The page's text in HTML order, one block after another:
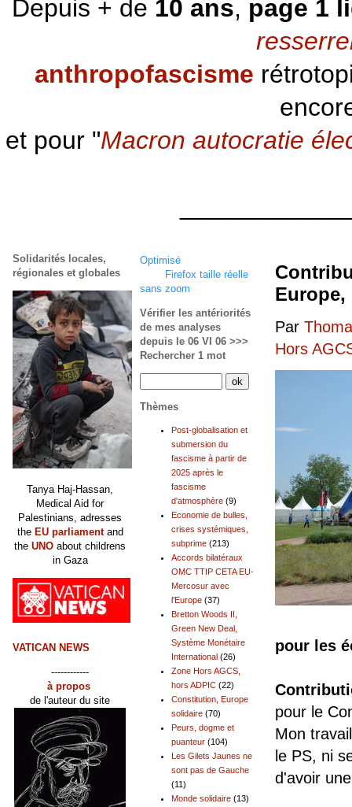
Depuis + de 10 ans, page 1
anthropofascisme
et pour "Macron autocratie
Par
Hors
pour les
pour le
Mon
le PS, ni
d'avoir
Optimisé
Firefox taille réelle
sans zoom
Vérifier les antériorités
de mes analyses
depuis le 06 VI 06 >>>
Rechercher 1 mot
Thèmes
Post-globalisation et
submersion du
fascisme à partir de
2025 après le
fascisme
d'atmosphère (9)
Economie de bulles,
crises systémiques,
subprime (213)
Accords bilatéraux
OMC TTIP CETA EU-
Mercosur avec
l'Europe (37)
Bretton Woods II,
Green New Deal,
Système Monétaire
International (26)
Zone Hors AGCS,
hors ADPIC (22)
Constitution, Europe
solidaire (70)
Peurs, dogme et
puanteur (104)
Les Gilets Jaunes ne
sont pas de Gauche
(11)
Monde solidaire (13)
Solidarités locales,
régionales et globales
Tanya Haj-Hassan,
Medical Aid for
Palestinians, adresses
the EU parliamentand
the UNO about childrens
in Gaza
VATICAN NEWS
------------
à propos
de l'auteur du site